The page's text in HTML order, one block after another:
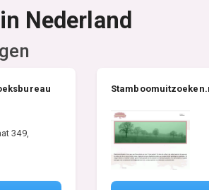
Nederland
349,